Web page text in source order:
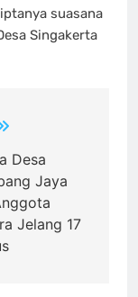
suasana
Singakerta
Desa
Jaya
Jelang 17